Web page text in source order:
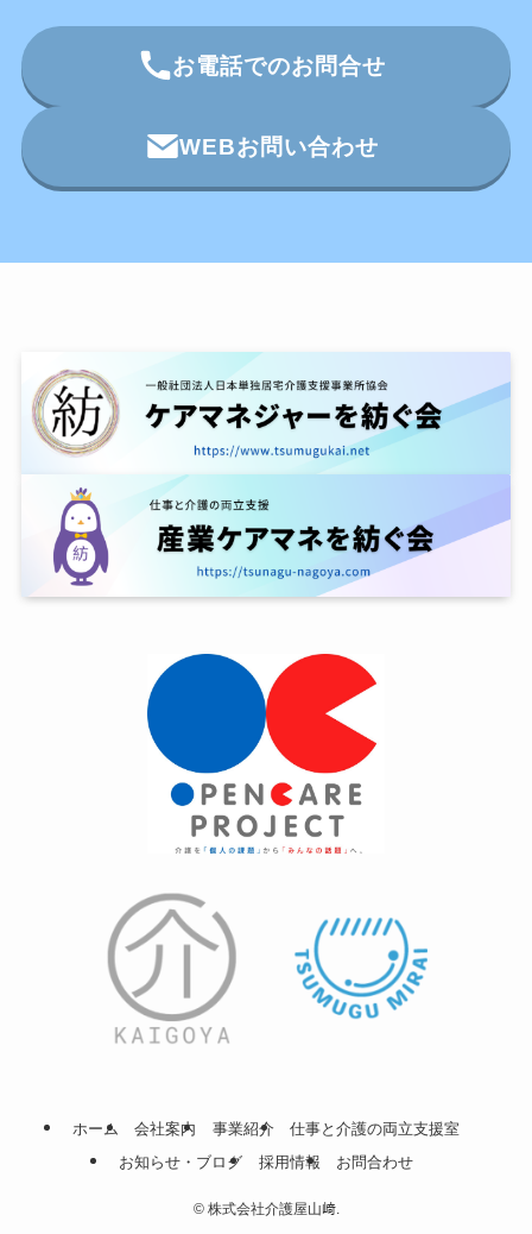
お電話でのお問合せ
WEBお問い合わせ
ホーム 会社案内 事業紹介
仕事と介護の両立支援室
お知らせ・ブログ
採用情報 お問合わせ
©株式会社介護屋山﨑.